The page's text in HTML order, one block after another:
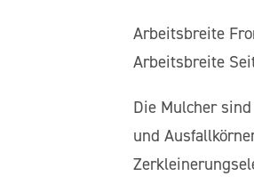
Arbeitsbreite
Arbeitsbreite
Die Mulcher
und